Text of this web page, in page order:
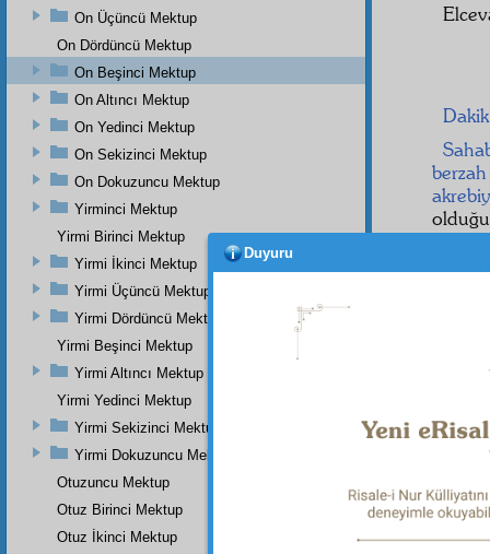
Dakik
Hem
Dipnot-1
"Hiçbir
On Üçüncü Mektup
On Dördüncü Mektup
On Beşinci Mektup
On Altıncı Mektup
On Yedinci Mektup
On Sekizinci Mektup
On Dokuzuncu Mektup
Yirminci Mektup
Yirmi Birinci Mektup
Yirmi İkinci Mektup
Yirmi Üçüncü Mektup
Yirmi Dördüncü Mektup
Yirmi Beşinci Mektup
Yirmi Altıncı Mektup
Yirmi Yedinci Mektup
Yirmi Sekizinci Mektup
Yirmi Dokuzuncu Mektup
Otuzuncu Mektup
Otuz Birinci Mektup
Otuz İkinci Mektup
Duyuru